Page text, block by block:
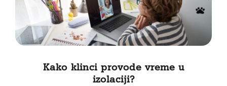
Kako klinci provode vreme u
izolaciji?